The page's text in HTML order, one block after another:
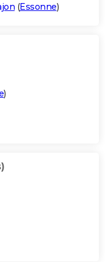
(Essonne)
)